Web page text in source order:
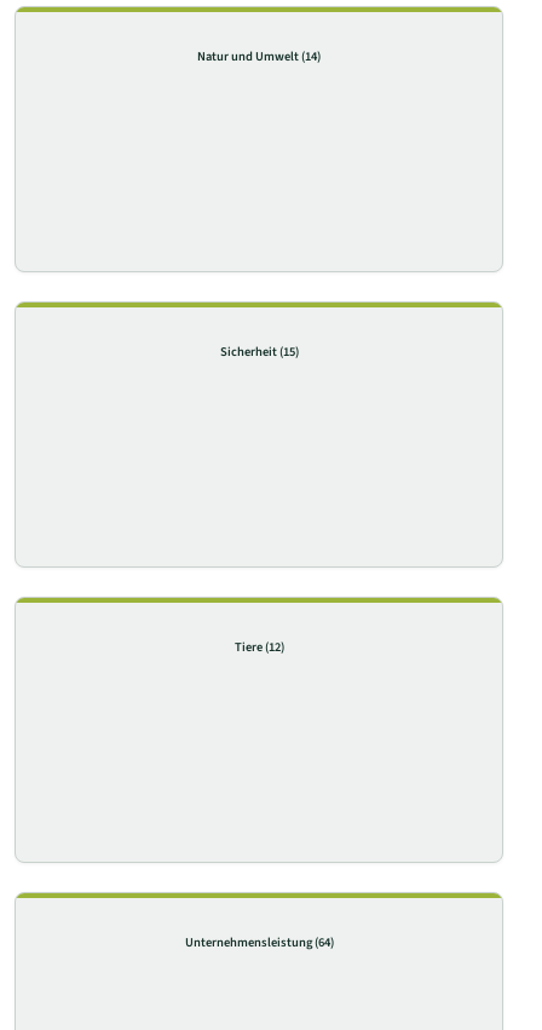
Natur und Umwelt(14)
Sicherheit(15)
Tiere(12)
Unternehmensleistung(64)